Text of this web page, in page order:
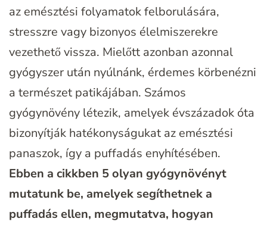
az emésztési folyamatok felborulására,
stresszre vagy bizonyos élelmiszerekre
vezethető vissza. Mielőtt azonban azonnal
gyógyszer után nyúlnánk, érdemes körbenézni
a természet patikájában. Számos
gyógynövény létezik, amelyek évszázadok óta
bizonyítják hatékonyságukat az emésztési
panaszok, így a puffadás enyhítésében.
Ebben a cikkben 5 olyan gyógynövényt
mutatunk be, amelyek segíthetnek a
puffadás ellen, megmutatva, hogyan